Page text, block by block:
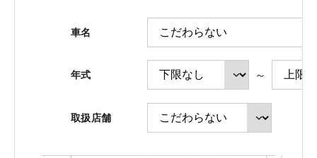
コーポレートサイト
車名
年式 ～
取扱店舗